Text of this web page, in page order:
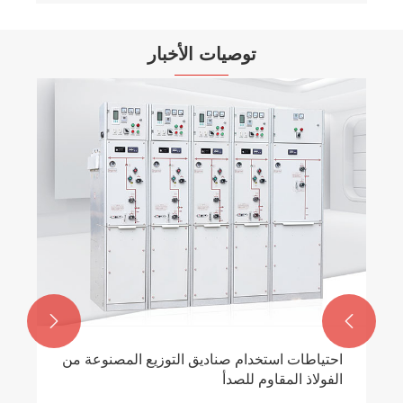
توصيات الأخبار
احتياطات استخدام صناديق التوزيع المصنوعة من
الفولاذ المقاوم للصدأ

